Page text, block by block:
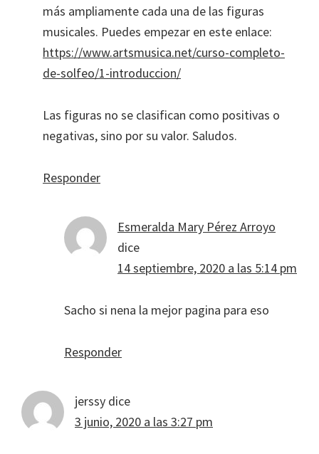
más ampliamente cada una de las figuras
musicales. Puedes empezar en este enlace:
https://www.artsmusica.net/curso-completo-
de-solfeo/1-introduccion/
Las figuras no se clasifican como positivas o
negativas, sino por su valor. Saludos.
Responder
Esmeralda Mary Pérez Arroyo
dice
14 septiembre, 2020 a las 5:14 pm
Sacho si nena la mejor pagina para eso
Responder
jerssy dice
3 junio, 2020 a las 3:27 pm